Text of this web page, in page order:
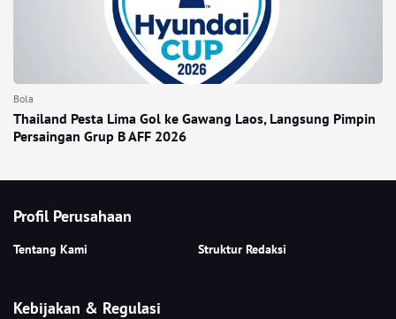
Bola
Thailand Pesta Lima Gol ke Gawang Laos, Langsung Pimpin
Persaingan Grup B AFF 2026
Profil Perusahaan
Tentang Kami Struktur Redaksi
Kebijakan & Regulasi